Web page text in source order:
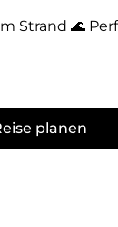
Strand 🌊
planen